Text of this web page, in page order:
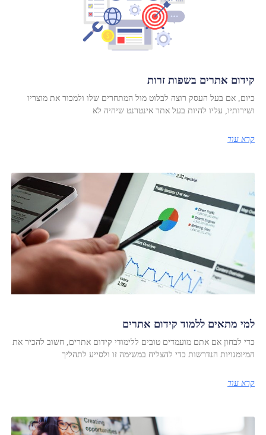
קידום אתרים בשפות זרות
כיום, אם בעל העסק רוצה לבלוט מול המתחרים שלו ולמכור את מוצריו
ושירותיו, עליו להיות בעל אתר אינטרנט שיהיה לא
קרא עוד
למי מתאים ללמוד קידום אתרים
כדי לבחון אם אתם מועמדים טובים ללימודי קידום אתרים, חשוב להכיר את
המיומנויות הנדרשות כדי להצליח במשימה זו ולסייע לתהליך
קרא עוד